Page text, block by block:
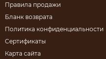
Правила продажи
Бланк возврата
Политика конфиденциальности
Сертификаты
Карта сайта